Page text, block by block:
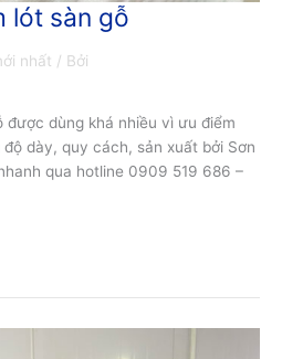
lót sàn gỗ
nhất / Bởi
được dùng khá nhiều vì ưu điểm
dày, quy cách, sản xuất bởi Sơn
qua hotline 0909 519 686 –